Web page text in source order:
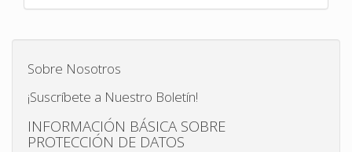
Sobre Nosotros
¡Suscríbete a Nuestro Boletín!
INFORMACIÓN BÁSICA SOBRE
PROTECCIÓN DE DATOS